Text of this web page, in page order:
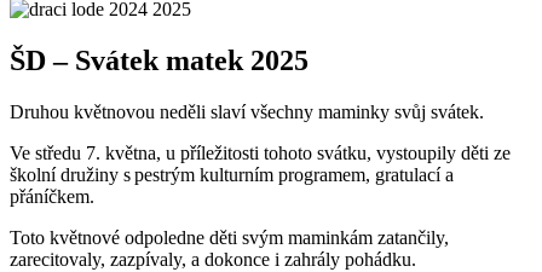
ŠD – Svátek matek 2025
Druhou květnovou neděli slaví všechny maminky svůj svátek.
Ve středu 7. května, u příležitosti tohoto svátku, vystoupily děti ze
školní družiny s pestrým kulturním programem, gratulací a
přáníčkem.
Toto květnové odpoledne děti svým maminkám zatančily,
zarecitovaly, zazpívaly, a dokonce i zahrály pohádku.